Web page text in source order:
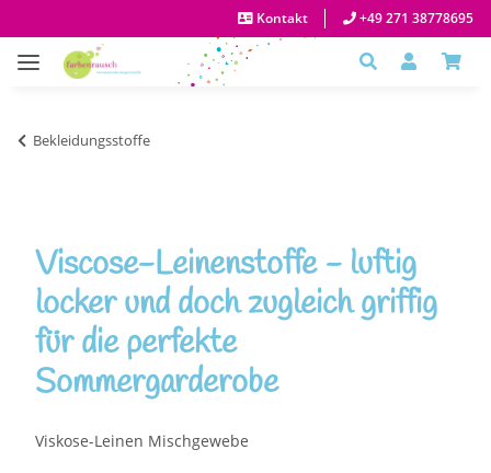
Kontakt +49 271 38778695
Bekleidungsstoffe
Viscose-Leinenstoffe - luftig
locker und doch zugleich griffig
für die perfekte
Sommergarderobe
Viskose-Leinen Mischgewebe